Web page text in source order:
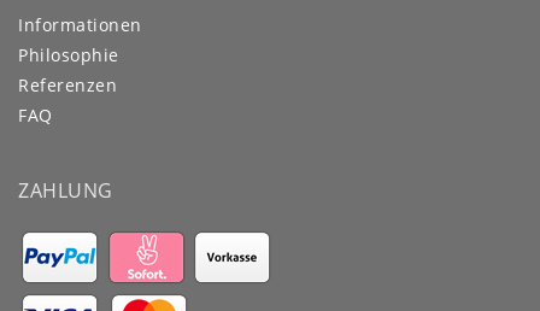
Informationen
Philosophie
Referenzen
FAQ
ZAHLUNG